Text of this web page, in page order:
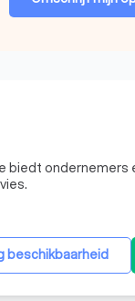
biedt ondernemers
beschikbaarheid